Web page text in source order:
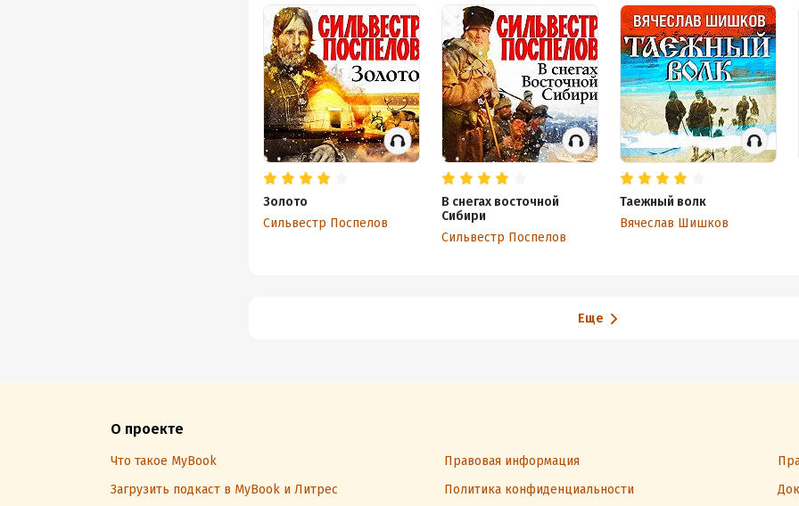
Золото
Сильвестр Поспелов
В снегах восточной
Сибири
Сильвестр Поспелов
Таежный волк
Вячеслав Шишков
Еще
О проекте
Что такое MyBook Правовая информация
Загрузить подкаст в MyBook и Литрес
Политика конфиденциальности